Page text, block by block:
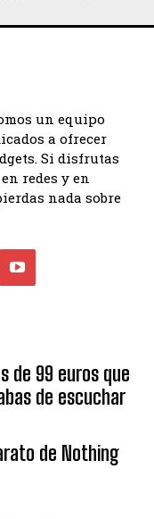
un equipo
a ofrecer
Si disfrutas
redes y en
nada sobre
de 99 euros que
de escuchar
de Nothing